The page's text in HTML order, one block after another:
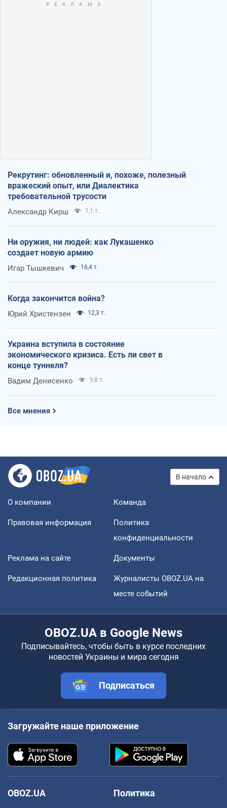
Рекрутинг: обновленный и, похоже, полезный
вражеский опыт, или Диалектика
требовательной трусости
Александр Кирш 1,1 т.
Ни оружия, ни людей: как Лукашенко
создает новую армию
Игар Тышкевич 16,4 т.
Когда закончится война?
Юрий Христензен 12,3 т.
Украина вступила в состояние
экономического кризиса. Есть ли свет в
конце туннеля?
Вадим Денисенко 9,8 т.
Все мнения
В начало
О компании Команда
Правовая информация
Политика
конфиденциальности
Реклама на сайте Документы
Редакционная политика
Журналисты OBOZ.UA на
месте событий
OBOZ.UA в Google News
Подписывайтесь, чтобы быть в курсе последних
новостей Украины и мира сегодня
Подписаться
Загружайте наше приложение
OBOZ.UA
Политика